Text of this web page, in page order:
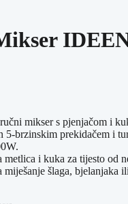
mikser s pjenjačom i
5-brzinskim prekidačem i
metlica i kuka za tijesto od
miješanje šlaga, bjelanjaka